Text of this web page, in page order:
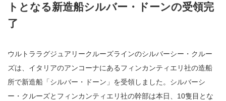
トとなる新造船シルバー・ドーンの受領完
了
ウルトララグジュアリークルーズラインのシルバーシー・クルー
ズは、イタリアのアンコーナにあるフィンカンティエリ社の造船
所で新造船「シルバー・ドーン」を受領しました。シルバーシ
ー・クルーズとフィンカンティエリ社の幹部は本日、10隻目とな